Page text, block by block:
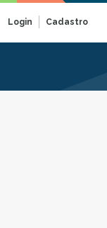
Login Cadastro